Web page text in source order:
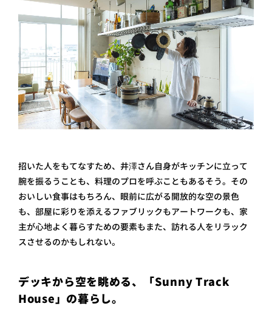
招いた人をもてなすため、井澤さん自身がキッチンに立って
腕を振るうことも、料理のプロを呼ぶこともあるそう。その
おいしい食事はもちろん、眼前に広がる開放的な空の景色
も、部屋に彩りを添えるファブリックもアートワークも、家
主が心地よく暮らすための要素もまた、訪れる人をリラック
スさせるのかもしれない。
デッキから空を眺める、「Sunny Track
House」の暮らし。